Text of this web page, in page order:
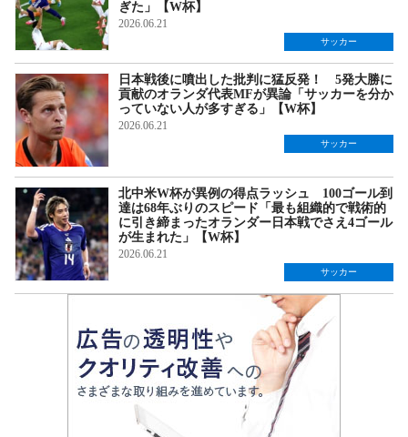
ぎた」【W杯】
2026.06.21
サッカー
日本戦後に噴出した批判に猛反発！ 5発大勝に
貢献のオランダ代表MFが異論「サッカーを分か
っていない人が多すぎる」【W杯】
2026.06.21
サッカー
北中米W杯が異例の得点ラッシュ 100ゴール到
達は68年ぶりのスピード「最も組織的で戦術的
に引き締まったオランダー日本戦でさえ4ゴール
が生まれた」【W杯】
2026.06.21
サッカー